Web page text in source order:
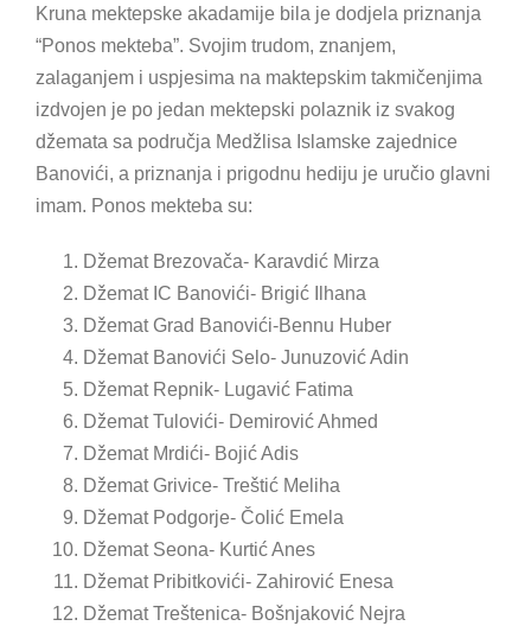
Kruna mektepske akadamije bila je dodjela priznanja
“Ponos mekteba”. Svojim trudom, znanjem,
zalaganjem i uspjesima na maktepskim takmičenjima
izdvojen je po jedan mektepski polaznik iz svakog
džemata sa područja Medžlisa Islamske zajednice
Banovići, a priznanja i prigodnu hediju je uručio glavni
imam. Ponos mekteba su:
Džemat Brezovača- Karavdić Mirza
Džemat IC Banovići- Brigić Ilhana
Džemat Grad Banovići-Bennu Huber
Džemat Banovići Selo- Junuzović Adin
Džemat Repnik- Lugavić Fatima
Džemat Tulovići- Demirović Ahmed
Džemat Mrdići- Bojić Adis
Džemat Grivice- Treštić Meliha
Džemat Podgorje- Čolić Emela
Džemat Seona- Kurtić Anes
Džemat Pribitkovići- Zahirović Enesa
Džemat Treštenica- Bošnjaković Nejra